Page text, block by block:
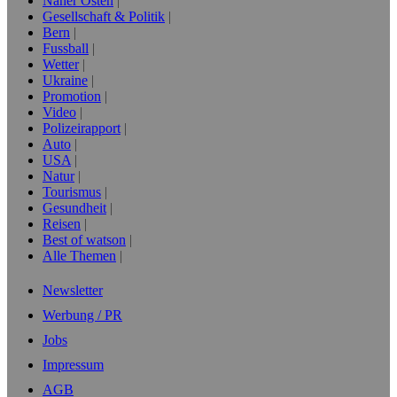
Gesellschaft & Politik
Bern
Fussball
Wetter
Ukraine
Promotion
Video
Polizeirapport
Auto
USA
Natur
Tourismus
Gesundheit
Reisen
Best of watson
Alle Themen
Newsletter
Werbung / PR
Jobs
Impressum
AGB